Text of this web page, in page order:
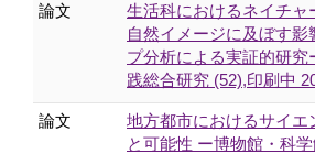
論文
生活科におけるネイチャ
自然イメージに及ぼす影
プ分析による実証的研究
践総合研究 (52),印刷中
論文
地方都市におけるサイエ
と可能性 ー博物館・科